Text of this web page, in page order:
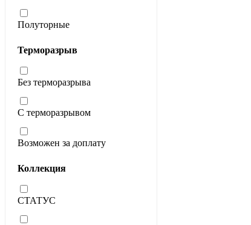
Полуторные
Терморазрыв
Без терморазрыва
С терморазрывом
Возможен за доплату
Коллекция
СТАТУС